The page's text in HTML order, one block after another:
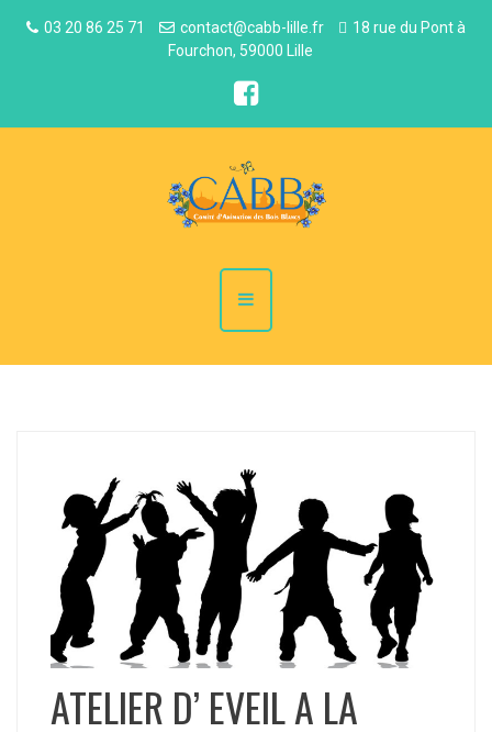
03 20 86 25 71 contact@cabb-lille.fr
18 rue du Pont à
Fourchon, 59000 Lille
ATELIER D’ EVEIL A LA